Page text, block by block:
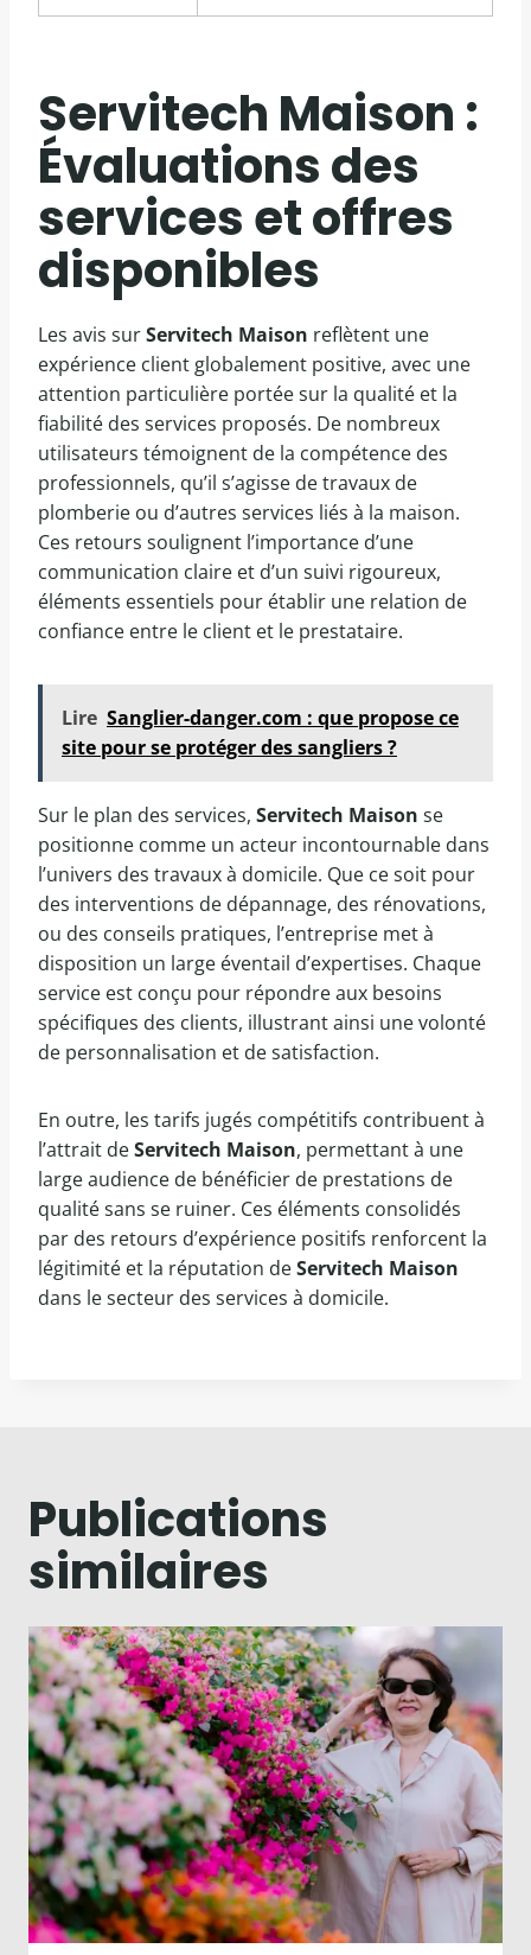
Servitech Maison :
Évaluations des
services et offres
disponibles
Les avis surServitech Maison reflètent une
expérience client globalement positive, avec une
attention particulière portée sur la qualité et la
fiabilité des services proposés. De nombreux
utilisateurs témoignent de la compétence des
professionnels, qu’il s’agisse de travaux de
plomberie ou d’autres services liés à la maison.
Ces retours soulignent l’importance d’une
communication claire et d’un suivi rigoureux,
éléments essentiels pour établir une relation de
confiance entre le client et le prestataire.
Lire Sanglier-danger.com : que propose ce
site pour se protéger des sangliers ?
Sur le plan des services, Servitech Maison se
positionne comme un acteur incontournable dans
l’univers des travaux à domicile. Que ce soit pour
des interventions de dépannage, des rénovations,
ou des conseils pratiques, l’entreprise met à
disposition un large éventail d’expertises. Chaque
service est conçu pour répondre aux besoins
spécifiques des clients, illustrant ainsi une volonté
de personnalisation et de satisfaction.
En outre, les tarifs jugés compétitifs contribuent à
l’attrait deServitech Maison, permettant à une
large audience de bénéficier de prestations de
qualité sans se ruiner. Ces éléments consolidés
par des retours d’expérience positifs renforcent la
légitimité et la réputation deServitech Maison
dans le secteur des services à domicile.
Publications
similaires